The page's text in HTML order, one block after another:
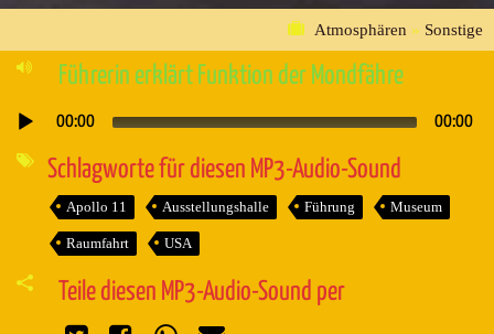
Atmosphären » Sonstige
Führerin erklärt Funktion der Mondfähre
Audio-
00:00 00:00
Schlagworte für diesen MP3-Audio-Sound
Apollo 11 Ausstellungshalle Führung Museum
Raumfahrt USA
Teile diesen MP3-Audio-Sound per